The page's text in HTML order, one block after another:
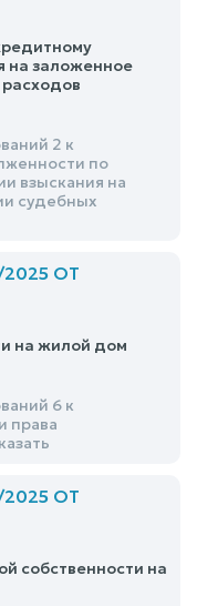
на заложенное
2 к
по
взыскания на
судебных
ОТ
на жилой дом
6 к
права
ОТ
собственности на